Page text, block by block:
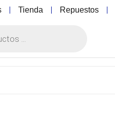
Tienda Repuestos